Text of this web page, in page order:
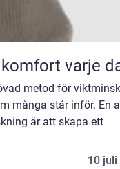
varje
metod för
många står inför. En
är att skapa ett
10 juli